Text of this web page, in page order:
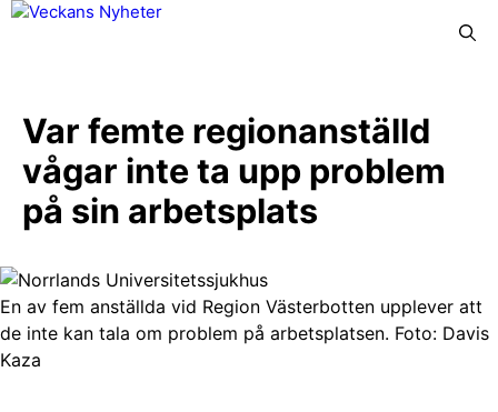
Hoppa
Var femte regionanställd
vågar inte ta upp problem
på sin arbetsplats
En av fem anställda vid Region Västerbotten upplever att
de inte kan tala om problem på arbetsplatsen. Foto: Davis
Kaza